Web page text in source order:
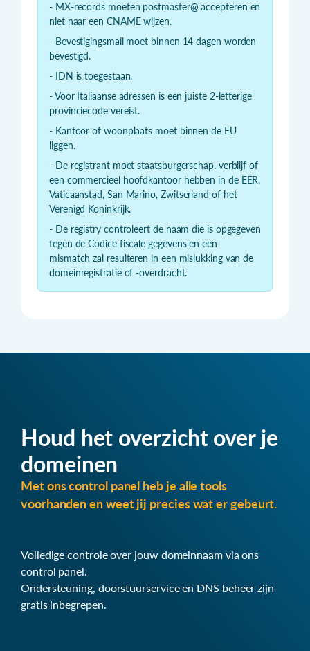
- MX-records moeten postmaster@ accepteren en
niet naar een CNAME wijzen.
- Bevestigingsmail moet binnen 14 dagen worden
bevestigd.
- IDN is toegestaan.
- Voor Italiaanse adressen is een juiste 2-letterige
provinciecode vereist.
- Kantoor of woonplaats moet binnen de EU
liggen.
- De registrant moet staatsburgerschap, verblijf of
een commercieel hoofdkantoor hebben in de EER,
Vaticaanstad, San Marino, Zwitserland of het
Verenigd Koninkrijk.
- De registry controleert de naam die is opgegeven
tegen de Codice fiscale gegevens en een
mismatch zal resulteren in een mislukking van de
domeinregistratie of -overdracht.
Houd het overzicht over je
domeinen
Met ons control panel heb je alle tools
voorhanden en weet jij precies wat er gebeurt.
Volledige controle over jouw domeinnaam via ons
control panel.
Ondersteuning, doorstuurservice en DNS beheer zijn
gratis inbegrepen.